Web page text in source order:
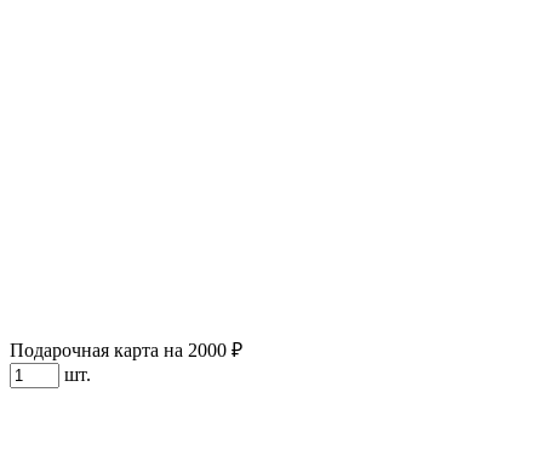
Подарочная карта на 2000 ₽
шт.